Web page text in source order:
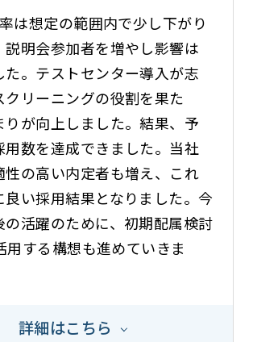
は想定の範囲内で少し下がり
説明会参加者を増やし影響は
た。テストセンター導入が志
リーニングの役割を果た
りが向上しました。結果、予
用数を達成できました。当社
性の高い内定者も増え、これ
良い採用結果となりました。今
の活躍のために、初期配属検討
用する構想も進めていきま
詳細はこちら